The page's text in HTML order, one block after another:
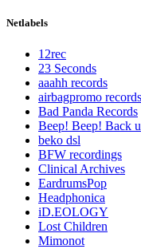
Netlabels
12rec
23 Seconds
aaahh records
airbagpromo records
Bad Panda Records
Beep! Beep! Back
beko dsl
BFW recordings
Clinical Archives
EardrumsPop
Headphonica
iD.EOLOGY
Lost Children
Mimonot